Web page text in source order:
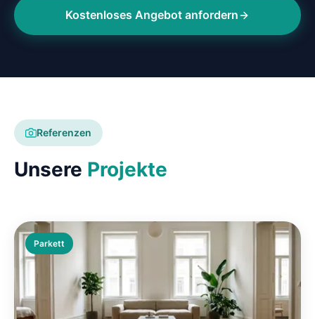
Kostenloses Angebot anfordern
Referenzen
Unsere Projekte
Parkett